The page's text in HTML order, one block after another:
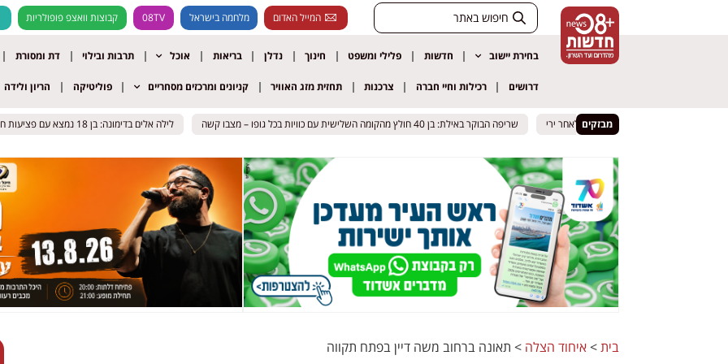
המייל האדום מלחמה בישראל 08TV קבוצות וואצפ פופולריות
בחירת יישוב חדשות פלילי ומשפט חינוך נדלן בריאות אוכל תרבות ובילוי דת ומסורת
דרושים רכילות וחיי חברה צרכנות תחזית מזג האוויר קניונים ומרכזים מסחריים פוליטיקה הריון ולידה
מבזקים
חדר ליישוב – החשוד נעצר לאחר ירי שריפה הבוקר באילת: בן 40 חולץ מהקומה השלישית עם כוויות בכל גופו – מצבו קשה לילה אלים בדימונה: בן 18 נמצא עם פציעות חודרות – מצבו קשה חדר ליישוב – החשוד נעצר לאחר ירי שריפה הבוקר באילת: בן 40 חולץ מהקומה השלישית עם כוויות בכל גופו – מצבו קשה לילה אלים בדימונה: בן 18 נמצא עם פציעות חודרות – מצבו קשה
בית>איחוד הצלה > תאונה ברחוב משה דיין בפתח תקווה